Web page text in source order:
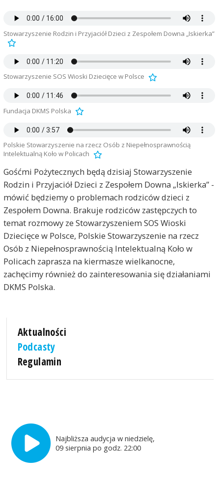
Stowarzyszenie Rodzin i Przyjaciół Dzieci z Zespołem Downa „Iskierka”
Stowarzyszenie SOS Wioski Dziecięce w Polsce
Fundacja DKMS Polska
Polskie Stowarzyszenie na rzecz Osób z Niepełnosprawnością
Intelektualną Koło w Policach
Gośćmi Pożytecznych będą dzisiaj Stowarzyszenie
Rodzin i Przyjaciół Dzieci z Zespołem Downa „Iskierka” -
mówić będziemy o problemach rodziców dzieci z
Zespołem Downa. Brakuje rodziców zastępczych to
temat rozmowy ze Stowarzyszeniem SOS Wioski
Dziecięce w Polsce, Polskie Stowarzyszenie na rzecz
Osób z Niepełnosprawnością Intelektualną Koło w
Policach zaprasza na kiermasze wielkanocne,
zachęcimy również do zainteresowania się działaniami
DKMS Polska.
Aktualności
Podcasty
Regulamin
Najbliższa audycja w niedzielę,
09 sierpnia po godz. 22:00